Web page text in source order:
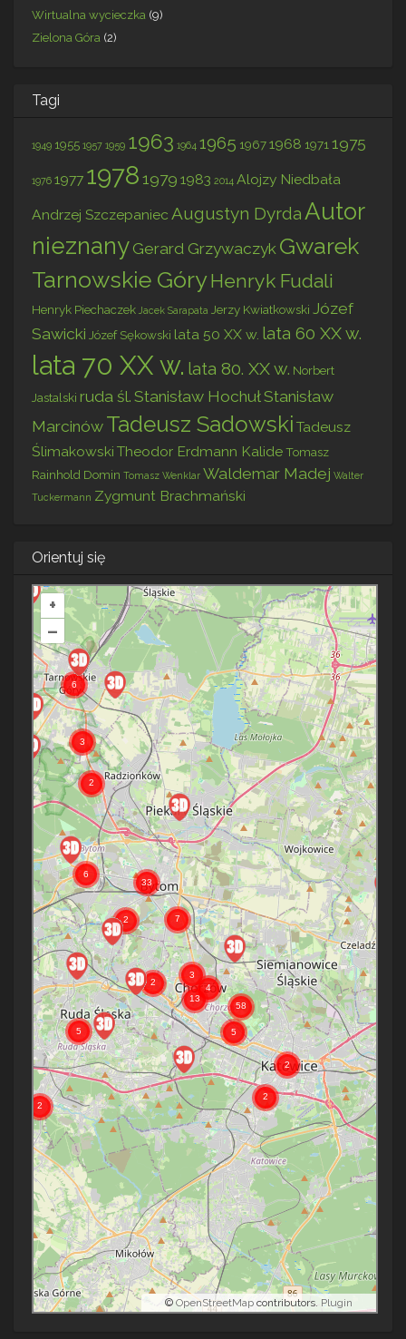
Wirtualna wycieczka (9)
Zielona Góra (2)
Tagi
1949 1955 1957 1959 1963 1964 1965 19671968 19711975
1976 1977 1978 1979 1983 2014 Alojzy Niedbała
Andrzej Szczepaniec Augustyn DyrdaAutor
nieznany Gerard Grzywaczyk Gwarek
Tarnowskie GóryHenryk Fudali
Henryk Piechaczek Jacek Sarapata Jerzy Kwiatkowski Józef
Sawicki Józef Sękowski lata 50 XX w. lata 60 XX w.
lata 70 XX w. lata 80. XX w. Norbert
Jastalski ruda śl. Stanisław HochułStanisław
Marcinów Tadeusz Sadowski Tadeusz
Ślimakowski Theodor Erdmann KalideTomasz
Rainhold Domin Tomasz Wenklar Waldemar Madej Walter
Tuckermann Zygmunt Brachmański
Orientuj się
+
–
© OpenStreetMap contributors. Plugin